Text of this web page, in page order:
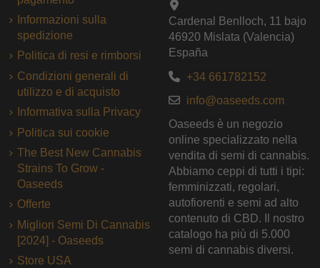
Informazioni sulla
spedizione
Politica di resi e rimborsi
Condizioni generali di
utilizzo e di acquisto
Informativa sulla Privacy
Politica sui cookie
The Best New Cannabis
Strains To Grow -
Oaseeds
Offerte
Migliori Semi Di Cannabis
[2024] - Oaseeds
Store USA
Cardenal Benlloch, 11 bajo
46920 Mislata (Valencia)
España
+34 661782152
info@oaseeds.com
Oaseeds è un negozio
online specializzato nella
vendita di semi di cannabis.
Abbiamo ceppi di tutti i tipi:
femminizzati, regolari,
autofiorenti e semi ad alto
contenuto di CBD. Il nostro
catalogo ha più di 5.000
semi di cannabis diversi.